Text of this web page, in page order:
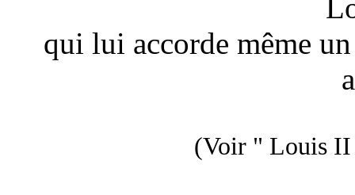
qui lui accorde même
(Voir " Louis II